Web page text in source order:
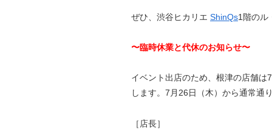
ぜひ、渋谷ヒカリエ ShinQs1階のル
〜臨時休業と代休のお知らせ〜
イベント出店のため、根津の店舗
します。7月26日（木）から通常通
［店長］